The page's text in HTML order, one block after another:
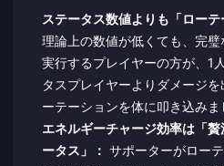
ステータス数値よりも「ロー
理論上の数値が低くても、完
実行するプレイヤーの方が、1
タスプレイヤーよりダメージ
ーテーションを体に叩き込みま
エネルギーチャージ効率は「
ータス」： サポーターがロー